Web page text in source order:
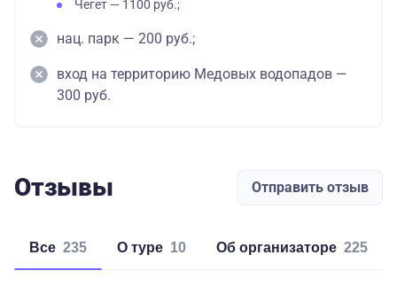
Чегет — 1100 руб.;
нац. парк — 200 руб.;
вход на территорию Медовых водопадов —
300 руб.
Отзывы Отправить отзыв
Все 235 о туре 10 об организаторе 225